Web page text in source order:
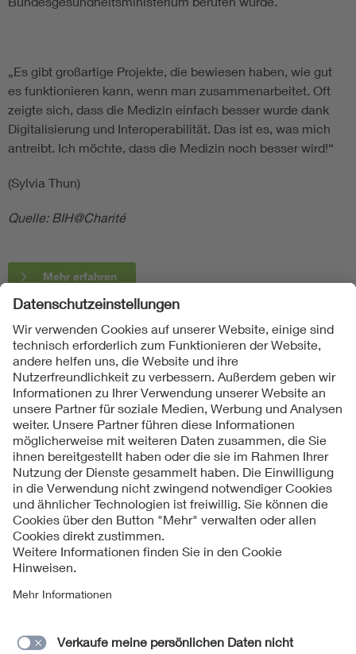
„Es gibt großartige Projekte, die bewiesen haben, wie gut
es funktionieren kann, wenn man zusammenarbeitet. Oft
zeigte sich, dass die Medizin einfach besser wurde dank
Digitalisierung und Interoperabilität. Das ist es, was mich
antreibt. Ich möchte, dass die Medizin noch besser wird!“
(Sylvia Thun)
Quelle: BIH@Charité
Mehr erfahren
Folgen Sie uns
Kontakte
Service
Impressum
Datenschutzinformationen
Cookie Hinweise
Lieferantenportal